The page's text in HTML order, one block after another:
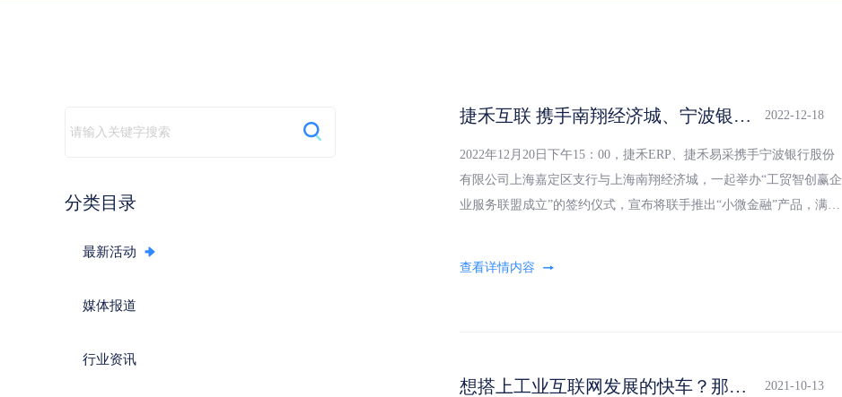
分类目录
最新活动
媒体报道
行业资讯
捷禾互联 携手南翔经济城、宁波银行助力企业数字化转型！ 2022-12-18
2022年12月20日下午15：00，捷禾ERP、捷禾易采携手宁波银行股份
有限公司上海嘉定区支行与上海南翔经济城，一起举办“工贸智创赢企
业服务联盟成立”的签约仪式，宣布将联手推出“小微金融”产品，满足
想搭上工业互联网发展的快车？那你需要这个 2021-10-13